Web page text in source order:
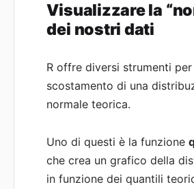
Visualizzare la
dei nostri dati
R offre diversi strumenti
scostamento di una
normale teorica.
Uno di questi è la funzione
che crea un grafico della
in funzione dei quantili